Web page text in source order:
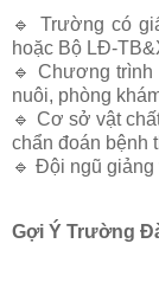
🔹 Trường có
hoặc Bộ LĐ-
🔹 Chương trình
nuôi, phòng
🔹 Cơ sở vật
chẩn đoán bệnh
🔹 Đội ngũ
Gợi Ý Trường